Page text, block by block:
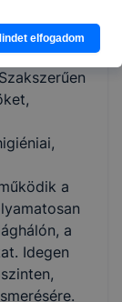
a
a
Idegen
elfogadom